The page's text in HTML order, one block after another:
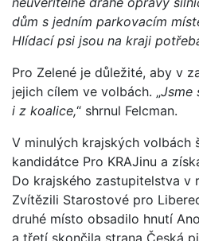
dům s jedním parkovacím
Hlídací psi jsou na kraji
Pro Zelené je důležité, aby v
jejich cílem ve volbách. „Jsme
i z koalice,“ shrnul Felcman.
V minulých krajských volbách
kandidátce Pro KRAJinu a
Do krajského zastupitelstva v
Zvítězili Starostové pro
druhé místo obsadilo hnutí